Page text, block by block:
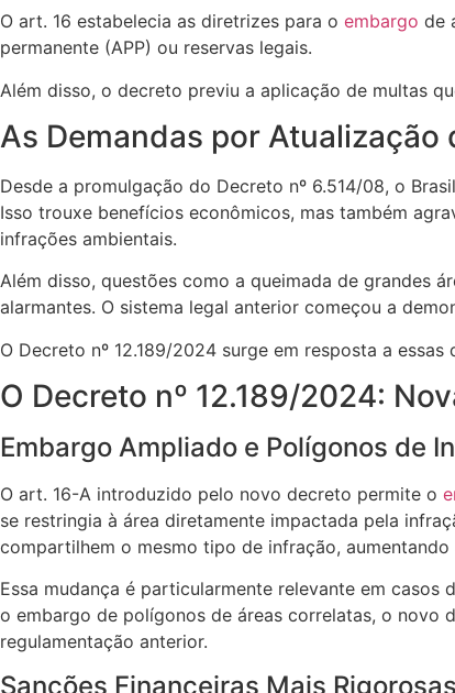
O art. 16 estabelecia as diretrizes para o embargo de
permanente (APP) ou reservas legais.
Além disso, o decreto previu a aplicação de multas
As Demandas por Atualização
Desde a promulgação do Decreto nº 6.514/08, o
Isso trouxe benefícios econômicos, mas também
infrações ambientais.
Além disso, questões como a queimada de grandes
alarmantes. O sistema legal anterior começou a
O Decreto nº 12.189/2024 surge em resposta a
O Decreto nº 12.189/2024:
Embargo Ampliado e Polígonos de
O art. 16-A introduzido pelo novo decreto permite o
se restringia à área diretamente impactada pela
compartilhem o mesmo tipo de infração,
Essa mudança é particularmente relevante em
o embargo de polígonos de áreas correlatas, o novo
regulamentação anterior.
Sanções Financeiras Mais Rigorosas